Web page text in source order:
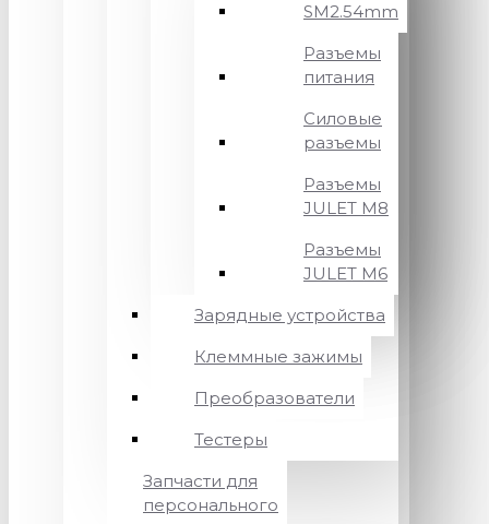
SM2.54mm
Разъемы
питания
Силовые
разъемы
Разъемы
JULET M8
Разъемы
JULET M6
Зарядные устройства
Клеммные зажимы
Преобразователи
Тестеры
Запчасти для
персонального